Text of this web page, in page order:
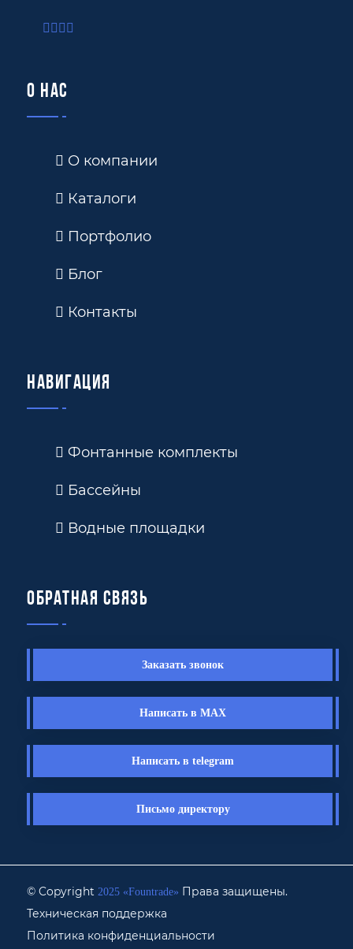
О нас
О компании
Каталоги
Портфолио
Блог
Контакты
Навигация
Фонтанные комплекты
Бассейны
Водные площадки
Обратная связь
Заказать звонок
Написать в MAX
Написать в telegram
Письмо директору
© Copyright 2025 «Fоuntrade» Права защищены.
Техническая поддержка
Политика конфиденциальности